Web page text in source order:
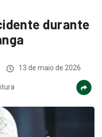
durante
13 de maio de 2026